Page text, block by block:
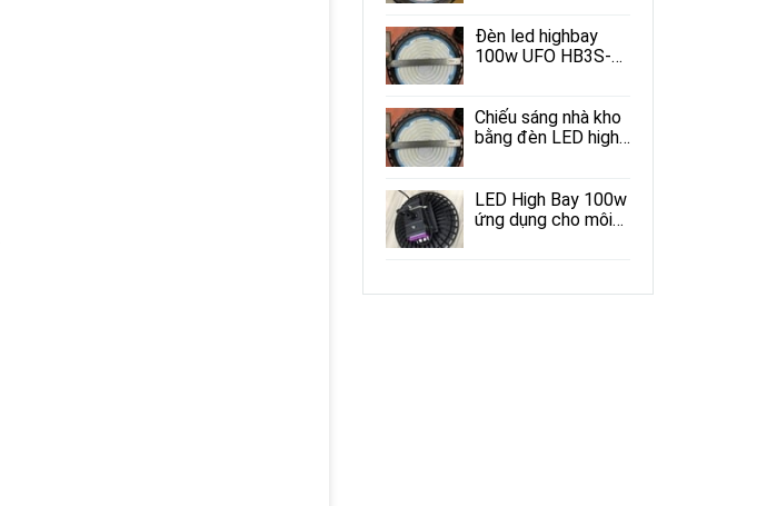
Đèn led highbay
100w UFO HB3S-
Chiếu sáng nhà kho
bằng đèn LED high
LED High Bay 100w
ứng dụng cho môi